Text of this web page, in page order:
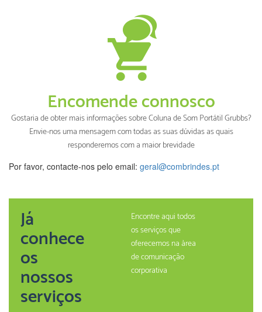
Encomende connosco
Gostaria de obter mais informações sobre Coluna de Som Portátil Grubbs?
Envie-nos uma mensagem com todas as suas dúvidas as quais
responderemos com a maior brevidade
Por favor, contacte-nos pelo email: geral@combrindes.pt
Já
conhece
os
nossos
serviços
Encontre aqui todos
os serviços que
oferecemos na àrea
de comunicação
corporativa